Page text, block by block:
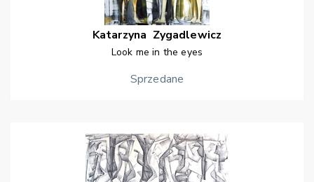
Katarzyna Zygadlewicz
Look me in the eyes
Sprzedane